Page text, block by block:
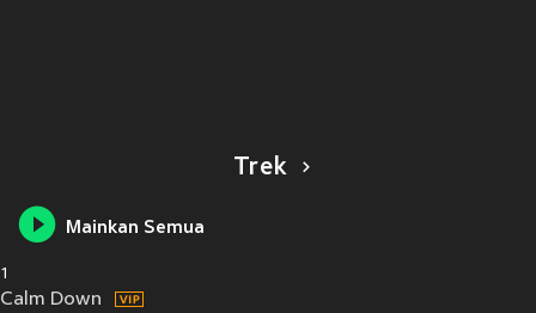
Trek
Mainkan Semua
1
Calm Down